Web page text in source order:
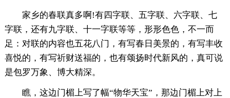
家乡的春联真多啊!有四字联、五字联、六字联、七
字联，还有九字联、十一字联等等，形形色色，不一而
足：对联的内容也五花八门，有写春日美景的，有写丰收
喜悦的，有写祈财送福的，也有颂扬时代新风的，真可说
是包罗万象、博大精深。
瞧，这边门楣上写了幅“物华天宝”，那边门楣上对上